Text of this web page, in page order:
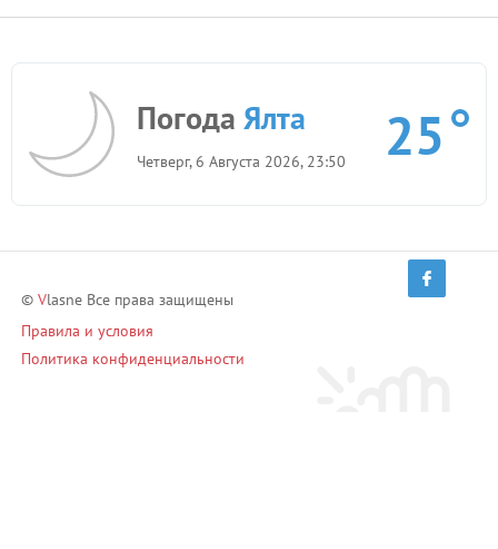
Погода Ялта
Четверг, 6 Августа 2026, 23:50 25
© Vlasne Все права защищены
Правила и условия
Политика конфиденциальности